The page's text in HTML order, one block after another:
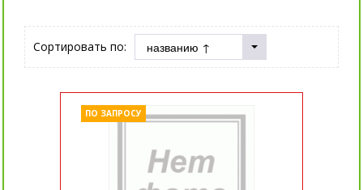
Сортировать по:
ПО ЗАПРОСУ